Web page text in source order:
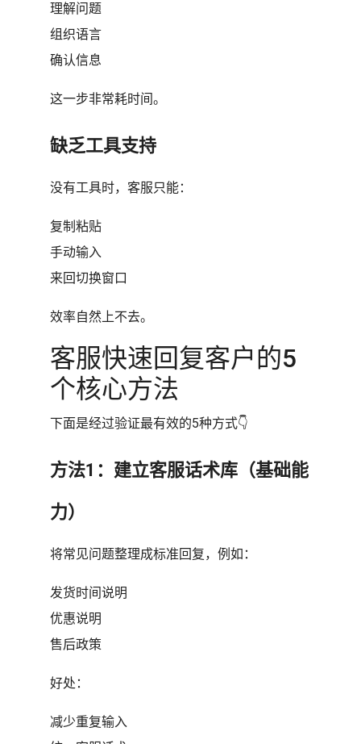
理解问题
组织语言
确认信息
这一步非常耗时间。
缺乏工具支持
没有工具时，客服只能：
复制粘贴
手动输入
来回切换窗口
效率自然上不去。
客服快速回复客户的5
个核心方法
下面是经过验证最有效的5种方式👇
方法1：建立客服话术库（基础能
力）
将常见问题整理成标准回复，例如：
发货时间说明
优惠说明
售后政策
好处：
减少重复输入